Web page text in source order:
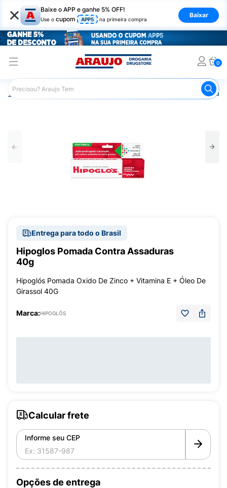
× Baixe o APP e ganhe 5% OFF!
Use o cupom APP5 na primeira compra
Baixar
0
Araujo Infantil Pomada para
Entrega para todo o Brasil
Hipoglos Pomada Contra Assaduras
40g
Hipoglós Pomada Oxido De Zinco + Vitamina E + Óleo De
Girassol 40G
Marca:HIPOGLÓS
Calcular frete
Informe seu CEP
Opções de entrega